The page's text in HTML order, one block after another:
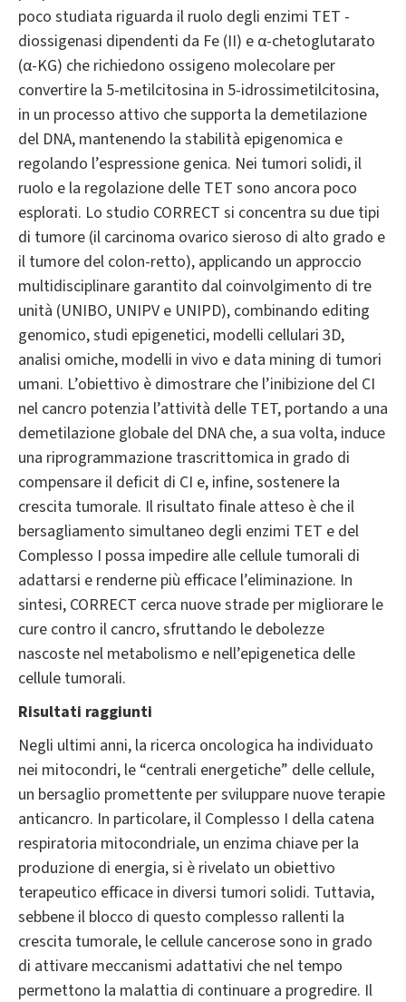
poco studiata riguarda il ruolo degli enzimi TET -
diossigenasi dipendenti da Fe (II) e α-chetoglutarato
(α-KG) che richiedono ossigeno molecolare per
convertire la 5-metilcitosina in 5-idrossimetilcitosina,
in un processo attivo che supporta la demetilazione
del DNA, mantenendo la stabilità epigenomica e
regolando l’espressione genica. Nei tumori solidi, il
ruolo e la regolazione delle TET sono ancora poco
esplorati. Lo studio CORRECT si concentra su due tipi
di tumore (il carcinoma ovarico sieroso di alto grado e
il tumore del colon-retto), applicando un approccio
multidisciplinare garantito dal coinvolgimento di tre
unità (UNIBO, UNIPV e UNIPD), combinando editing
genomico, studi epigenetici, modelli cellulari 3D,
analisi omiche, modelli in vivo e data mining di tumori
umani. L’obiettivo è dimostrare che l’inibizione del CI
nel cancro potenzia l’attività delle TET, portando a una
demetilazione globale del DNA che, a sua volta, induce
una riprogrammazione trascrittomica in grado di
compensare il deficit di CI e, infine, sostenere la
crescita tumorale. Il risultato finale atteso è che il
bersagliamento simultaneo degli enzimi TET e del
Complesso I possa impedire alle cellule tumorali di
adattarsi e renderne più efficace l’eliminazione. In
sintesi, CORRECT cerca nuove strade per migliorare le
cure contro il cancro, sfruttando le debolezze
nascoste nel metabolismo e nell’epigenetica delle
cellule tumorali.
Risultati raggiunti
Negli ultimi anni, la ricerca oncologica ha individuato
nei mitocondri, le “centrali energetiche” delle cellule,
un bersaglio promettente per sviluppare nuove terapie
anticancro. In particolare, il Complesso I della catena
respiratoria mitocondriale, un enzima chiave per la
produzione di energia, si è rivelato un obiettivo
terapeutico efficace in diversi tumori solidi. Tuttavia,
sebbene il blocco di questo complesso rallenti la
crescita tumorale, le cellule cancerose sono in grado
di attivare meccanismi adattativi che nel tempo
permettono la malattia di continuare a progredire. Il